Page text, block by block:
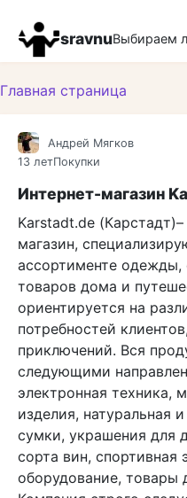
контенту
sravnuВыбираем
Главная страница
Андрей Мягков
13 летПокупки
Интернет-магазин
Karstadt.de
магазин,
ассортименте одежды,
товаров дома и
ориентируется на
потребностей
приключений. Вся
следующими
электронная техника,
изделия, натуральная
сумки, украшения для
сорта вин, спортивная
оборудование, товары